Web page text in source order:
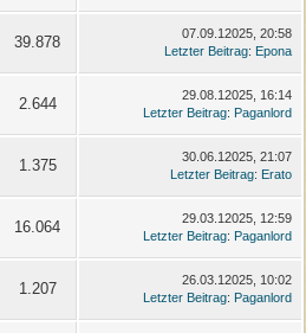
39.878
07.09.12025, 20:58
Letzter Beitrag: Epona
2.644
29.08.12025, 16:14
Letzter Beitrag: Paganlord
1.375
30.06.12025, 21:07
Letzter Beitrag: Erato
16.064
29.03.12025, 12:59
Letzter Beitrag: Paganlord
1.207
26.03.12025, 10:02
Letzter Beitrag: Paganlord